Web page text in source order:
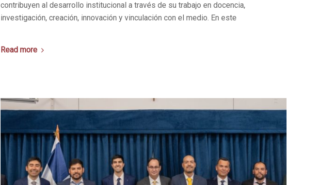
contribuyen al desarrollo institucional a través de su trabajo en docencia,
investigación, creación, innovación y vinculación con el medio. En este
Read more